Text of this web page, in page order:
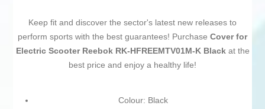
Keep fit and discover the sector's latest new releases to
perform sports with the best guarantees! Purchase Cover for
Electric Scooter Reebok RK-HFREEMTV01M-K Blackat the
best price and enjoy a healthy life!
Colour: Black